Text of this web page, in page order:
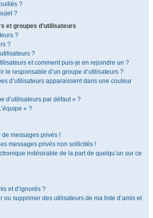
?
?
et groupes d’utilisateurs
?
?
?
et comment puis-je en rejoindre un ?
le responsable d’un groupe d’utilisateurs ?
d’utilisateurs apparaissent dans une couleur
d’utilisateurs par défaut » ?
» ?
messages privés !
messages privés non sollicités !
indésirable de la part de quelqu’un sur ce
et d’ignorés ?
ou supprimer des utilisateurs de ma liste d’amis et